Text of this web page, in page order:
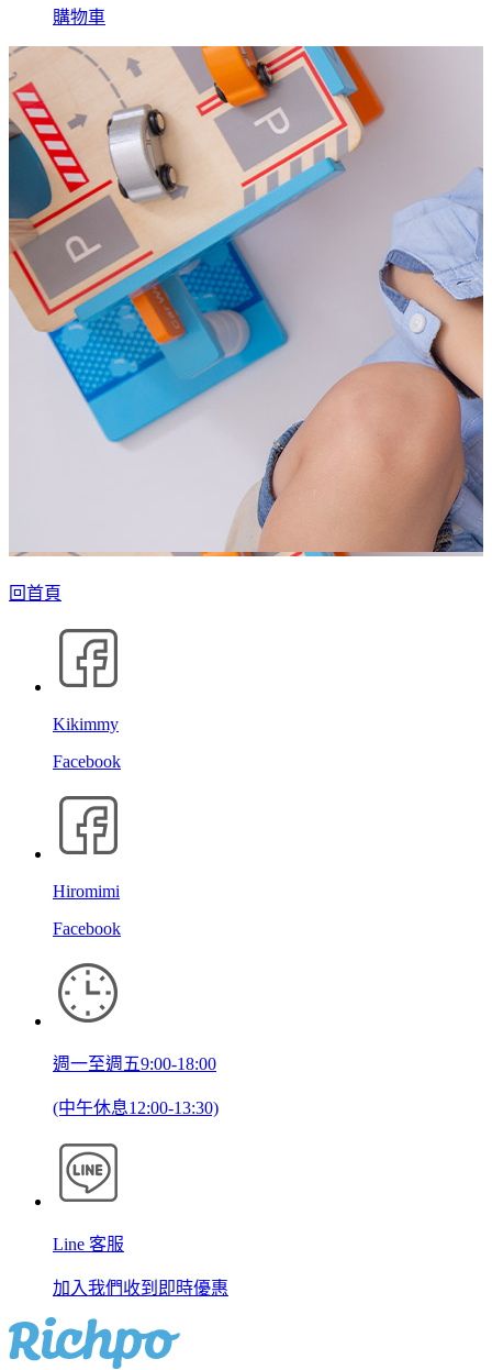
購物車
回首頁
Kikimmy
Facebook
Hiromimi
Facebook
週一至週五9:00-18:00
(中午休息12:00-13:30)
Line 客服
加入我們收到即時優惠